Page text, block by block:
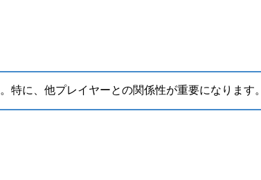
。特に、他プレイヤーとの関係性が重要になります。